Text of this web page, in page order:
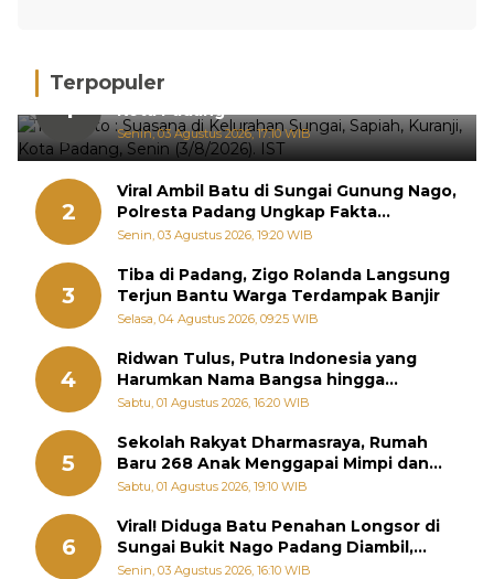
Terpopuler
1
Hujan Deras, 15 Titik Banjir Terdeteksi di
Kota Padang
Senin, 03 Agustus 2026, 17:10 WIB
2
Viral Ambil Batu di Sungai Gunung Nago,
Polresta Padang Ungkap Fakta
Sebenarnya
Senin, 03 Agustus 2026, 19:20 WIB
3
Tiba di Padang, Zigo Rolanda Langsung
Terjun Bantu Warga Terdampak Banjir
Selasa, 04 Agustus 2026, 09:25 WIB
4
Ridwan Tulus, Putra Indonesia yang
Harumkan Nama Bangsa hingga
Diabadikan dalam Buku Jepang
Sabtu, 01 Agustus 2026, 16:20 WIB
5
Sekolah Rakyat Dharmasraya, Rumah
Baru 268 Anak Menggapai Mimpi dan
Memutus Rantai Kemiskinan
Sabtu, 01 Agustus 2026, 19:10 WIB
6
Viral! Diduga Batu Penahan Longsor di
Sungai Bukit Nago Padang Diambil,
Warga Khawatir Bencana Terulang
Senin, 03 Agustus 2026, 16:10 WIB